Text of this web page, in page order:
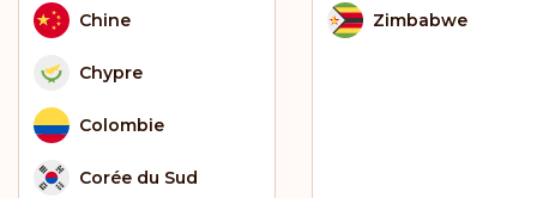
Chine
Chypre
Colombie
Corée du Sud
Zimbabwe